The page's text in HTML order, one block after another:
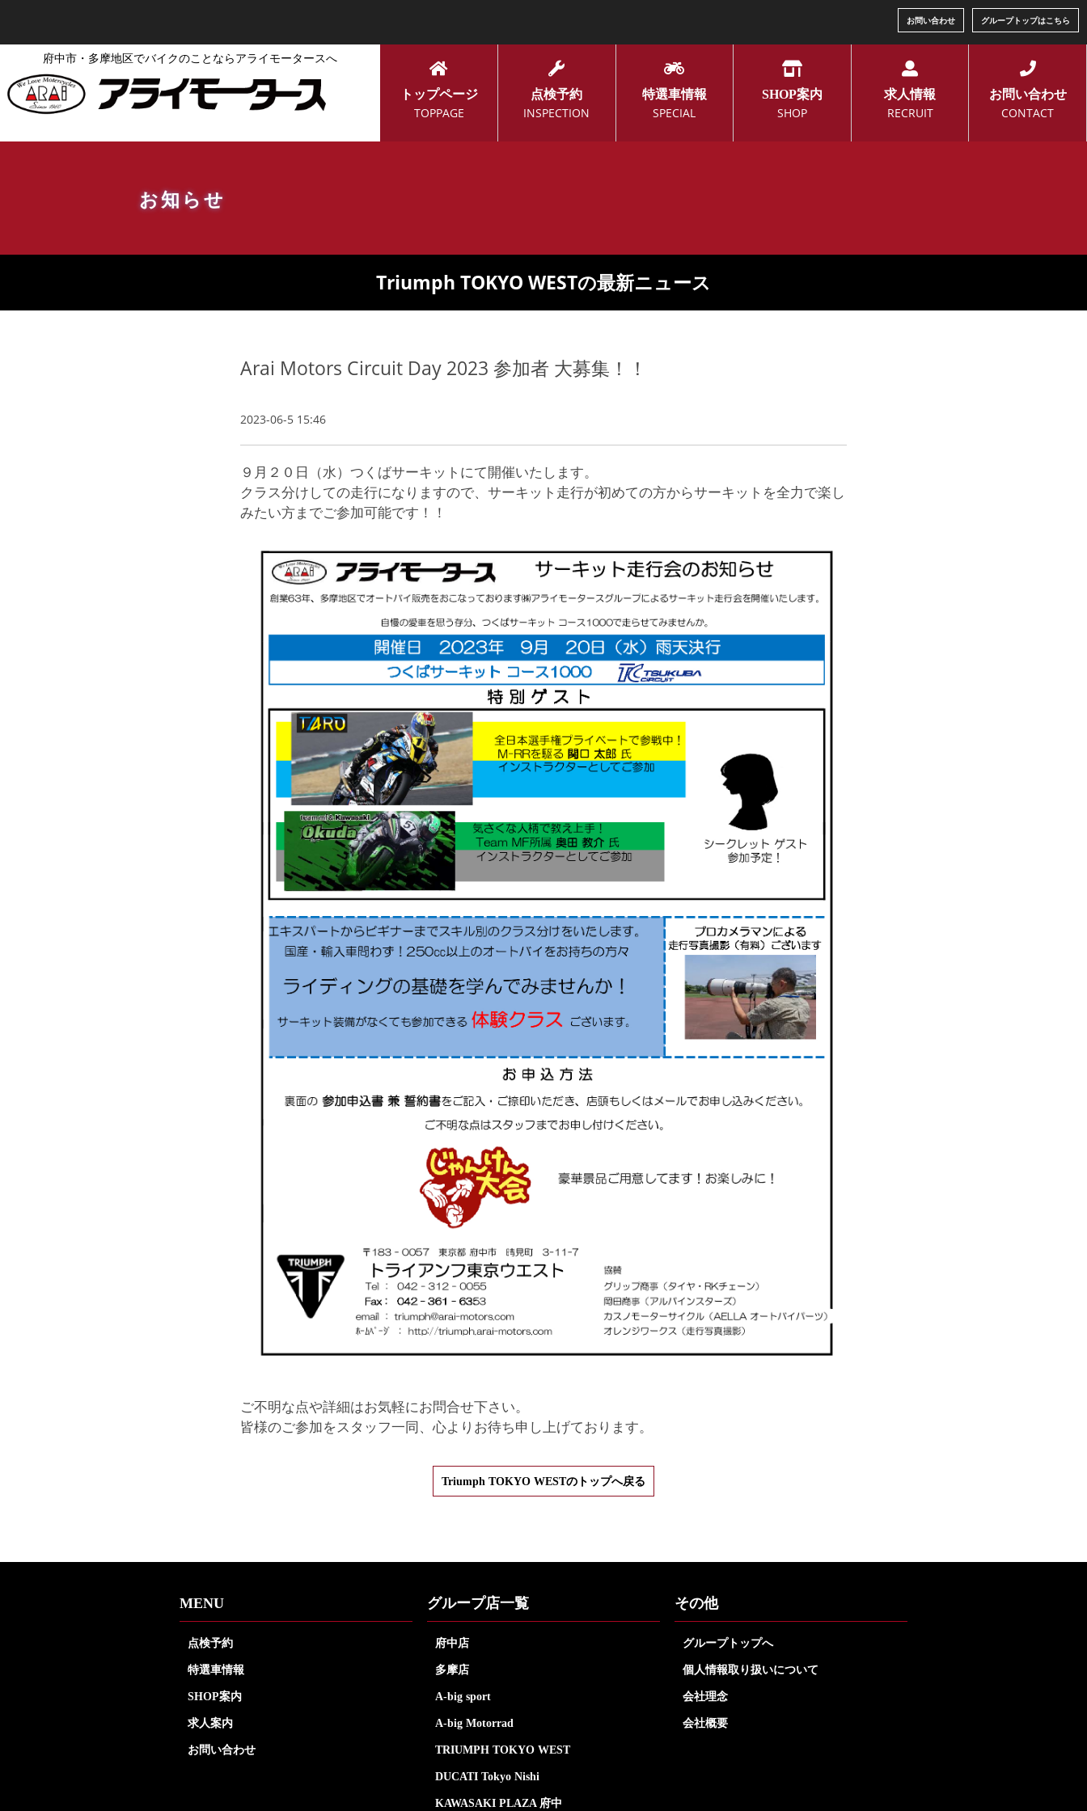
お問い合わせ グループトップはこちら
府中市・多摩地区でバイクのことならアライモータースへ
トップページ
TOPPAGE
点検予約
INSPECTION
特選車情報
SPECIAL
SHOP案内
SHOP
求人情報
RECRUIT
お問い合わせ
CONTACT
お知らせ
Triumph TOKYO WESTの最新ニュース
Arai Motors Circuit Day 2023 参加者 大募集！！
2023-06-5 15:46
９月２０日（水）つくばサーキットにて開催いたします。
クラス分けしての走行になりますので、サーキット走行が初めての方からサーキットを全力で楽し
みたい方までご参加可能です！！
ご不明な点や詳細はお気軽にお問合せ下さい。
皆様のご参加をスタッフ一同、心よりお待ち申し上げております。
Triumph TOKYO WESTのトップへ戻る
MENU
点検予約
特選車情報
SHOP案内
求人案内
お問い合わせ
グループ店一覧
府中店
多摩店
A-big sport
A-big Motorrad
TRIUMPH TOKYO WEST
DUCATI Tokyo Nishi
KAWASAKI PLAZA 府中
その他
グループトップへ
個人情報取り扱いについて
会社理念
会社概要